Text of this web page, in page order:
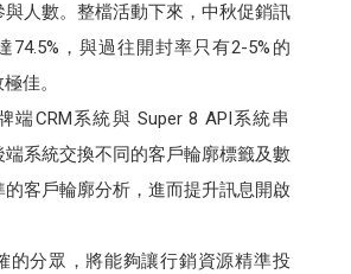
與人數。整檔活動下來，中秋促銷訊
74.5%，與過往開封率只有2-5%的
佳。
端CRM系統與 Super 8 API系統串
系統交換不同的客戶輪廓標籤及數
客戶輪廓分析，進而提升訊息開啟
的分眾，將能夠讓行銷資源精準投